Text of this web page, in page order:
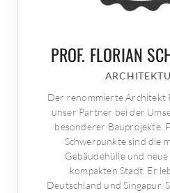
PROF. FLORIAN
Der renommierte Architekt
unser Partner bei der
besonderer Bauprojekte.
Schwerpunkte sind die
Gebäudehülle und
kompakten Stadt. Er
Deutschland und Singapur.